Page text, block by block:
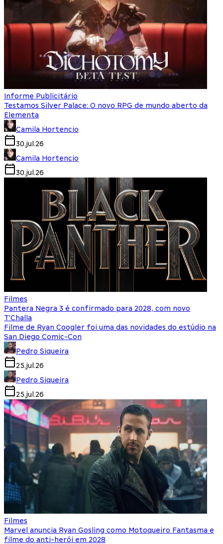
Informe Publicitário
Testamos Silver Palace: O novo RPG de mundo aberto da
Elementa
Camila Hortencio
30.jul.26
Camila Hortencio
30.jul.26
Filmes
Pantera Negra 3 é confirmado para 2028, com novo
T'Challa
Filme de Ryan Coogler foi uma das novidades do estúdio na
San Diego Comic-Con
Pedro Siqueira
25.jul.26
Pedro Siqueira
25.jul.26
Filmes
Marvel anuncia Ryan Gosling como Motoqueiro Fantasma e
filme do anti-herói em 2028